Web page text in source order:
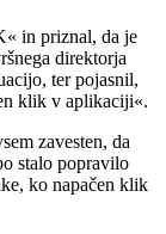
in priznal, da je
direktorja
ter pojasnil,
klik v aplikaciji«.
zavesten, da
stalo popravilo
ko napačen klik